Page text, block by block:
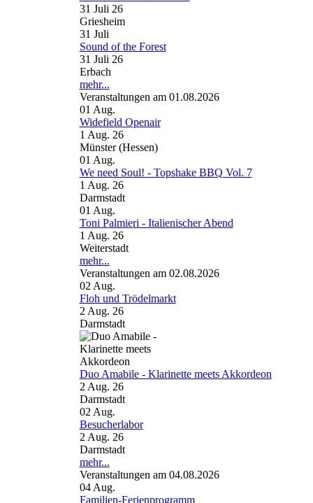
31 Juli 26
Griesheim
31 Juli
Sound of the Forest
31 Juli 26
Erbach
mehr...
Veranstaltungen am 01.08.2026
01 Aug.
Widefield Openair
1 Aug. 26
Münster (Hessen)
01 Aug.
We need Soul! - Topshake BBQ Vol. 7
1 Aug. 26
Darmstadt
01 Aug.
Toni Palmieri - Italienischer Abend
1 Aug. 26
Weiterstadt
mehr...
Veranstaltungen am 02.08.2026
02 Aug.
Floh und Trödelmarkt
2 Aug. 26
Darmstadt
Duo Amabile - Klarinette meets Akkordeon
2 Aug. 26
Darmstadt
02 Aug.
Besucherlabor
2 Aug. 26
Darmstadt
mehr...
Veranstaltungen am 04.08.2026
04 Aug.
Familien-Ferienprogramm